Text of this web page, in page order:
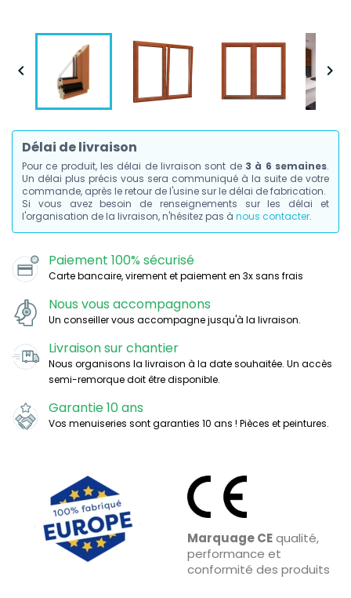
 
Délai de livraison
Pour ce produit, les délai de livraison sont de 3 à 6 semaines.
Un délai plus précis vous sera communiqué à la suite de votre
commande, après le retour de l'usine sur le délai de fabrication.
Si vous avez besoin de renseignements sur les délai et
l'organisation de la livraison, n'hésitez pas à nous contacter.
Paiement 100% sécurisé
Carte bancaire, virement et paiement en 3x sans frais
Nous vous accompagnons
Un conseiller vous accompagne jusqu'à la livraison.
Livraison sur chantier
Nous organisons la livraison à la date souhaitée. Un accès
semi-remorque doit être disponible.
Garantie 10 ans
Vos menuiseries sont garanties 10 ans ! Pièces et peintures.
Marquage CEqualité,
performance et
conformité des produits